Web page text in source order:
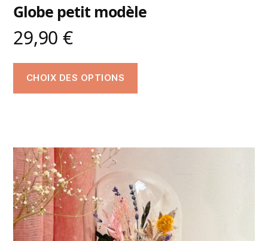
Globe petit modèle
29,90 €
CHOIX DES OPTIONS